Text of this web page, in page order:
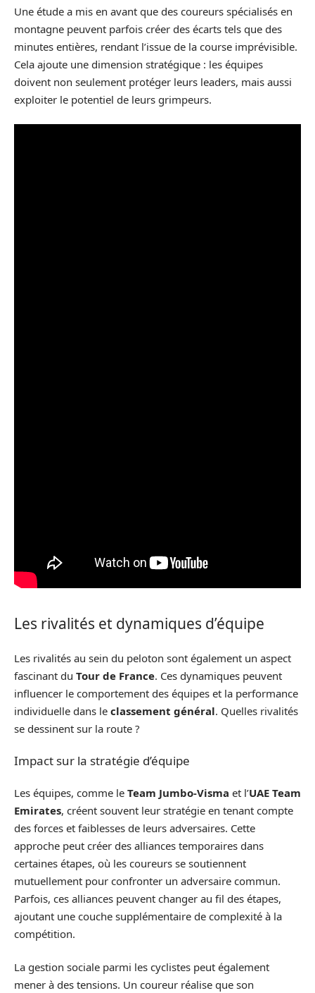
Une étude a mis en avant que des coureurs spécialisés en
montagne peuvent parfois créer des écarts tels que des
minutes entières, rendant l’issue de la course imprévisible.
Cela ajoute une dimension stratégique : les équipes
doivent non seulement protéger leurs leaders, mais aussi
exploiter le potentiel de leurs grimpeurs.
Les rivalités et dynamiques d’équipe
Les rivalités au sein du peloton sont également un aspect
fascinant du Tour de France. Ces dynamiques peuvent
influencer le comportement des équipes et la performance
individuelle dans le classement général. Quelles rivalités
se dessinent sur la route ?
Impact sur la stratégie d’équipe
Les équipes, comme le Team Jumbo-Visma et l’UAE Team
Emirates, créent souvent leur stratégie en tenant compte
des forces et faiblesses de leurs adversaires. Cette
approche peut créer des alliances temporaires dans
certaines étapes, où les coureurs se soutiennent
mutuellement pour confronter un adversaire commun.
Parfois, ces alliances peuvent changer au fil des étapes,
ajoutant une couche supplémentaire de complexité à la
compétition.
La gestion sociale parmi les cyclistes peut également
mener à des tensions. Un coureur réalise que son